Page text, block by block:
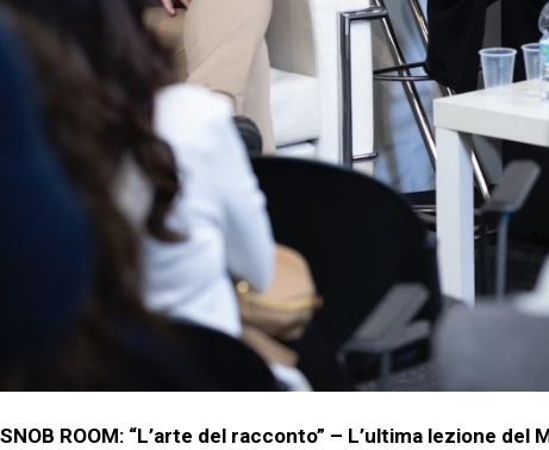
SNOB ROOM: “L’arte del racconto” – L’ultima lezione del